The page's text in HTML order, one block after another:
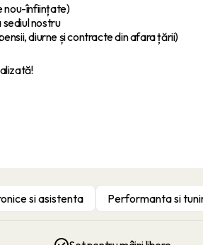
nou-înființate)
nostru
diurne și contracte din afara țării)
si asistenta Performanta si